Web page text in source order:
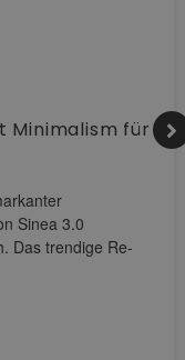
Minimalism für
Sinea 3.0
Das trendige Re-